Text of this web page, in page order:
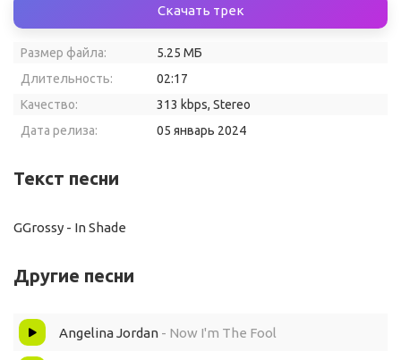
Скачать трек
Размер файла:
5.25 МБ
Длительность:
02:17
Качество:
313 kbps, Stereo
Дата релиза:
05 январь 2024
Текст песни
GGrossy - In Shade
Другие песни
Angelina Jordan - Now I'm The Fool